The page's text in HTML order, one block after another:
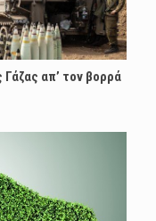
απ’ τον βορρά